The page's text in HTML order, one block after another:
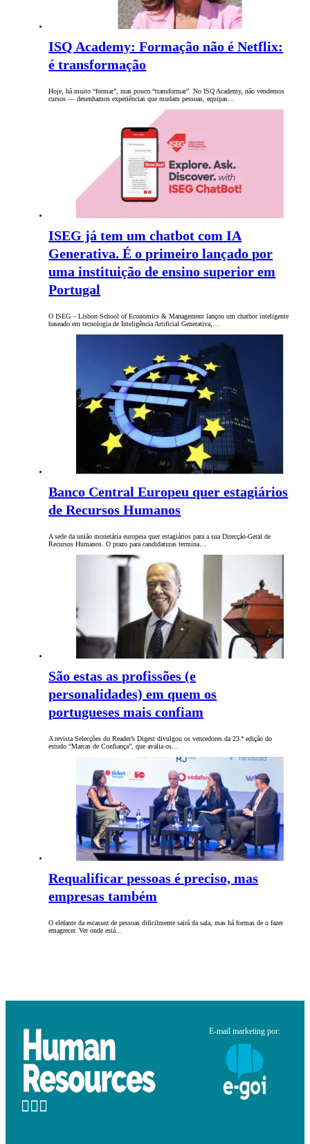
ISQ Academy: Formação não é Netflix:
é transformação
Hoje, há muito “formar”, mas pouco “transformar”. No ISQ Academy, não vendemos
cursos — desenhamos experiências que mudam pessoas, equipas…
ISEG já tem um chatbot com IA
Generativa. É o primeiro lançado por
uma instituição de ensino superior em
Portugal
O ISEG – Lisbon School of Economics & Management lançou um chatbot inteligente
baseado em tecnologia de Inteligência Artificial Generativa,…
Banco Central Europeu quer estagiários
de Recursos Humanos
A sede da união monetária europeia quer estagiários para a sua Direcção-Geral de
Recursos Humanos. O prazo para candidaturas termina…
São estas as profissões (e
personalidades) em quem os
portugueses mais confiam
A revista Selecções do Reader’s Digest divulgou os vencedores da 23.ª edição do
estudo “Marcas de Confiança”, que avalia os…
Requalificar pessoas é preciso, mas
empresas também
O elefante da escassez de pessoas dificilmente sairá da sala, mas há formas de o fazer
emagrecer. Ver onde está…
E-mail marketing por: